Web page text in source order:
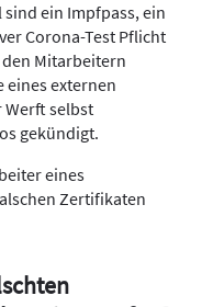
ein Impfpass, ein
Corona-Test Pflicht
Mitarbeitern
eines externen
Werft selbst
gekündigt.
eines
Zertifikaten